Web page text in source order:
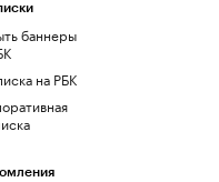
баннеры
на РБК